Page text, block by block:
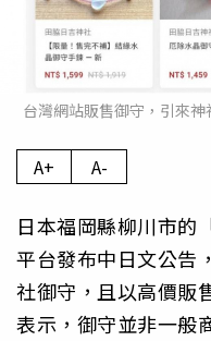
台灣網站販售御守，引來
A+ A-
日本福岡縣柳川市的
平台發布中日文公告
社御守，且以高價販
表示，御守並非一般